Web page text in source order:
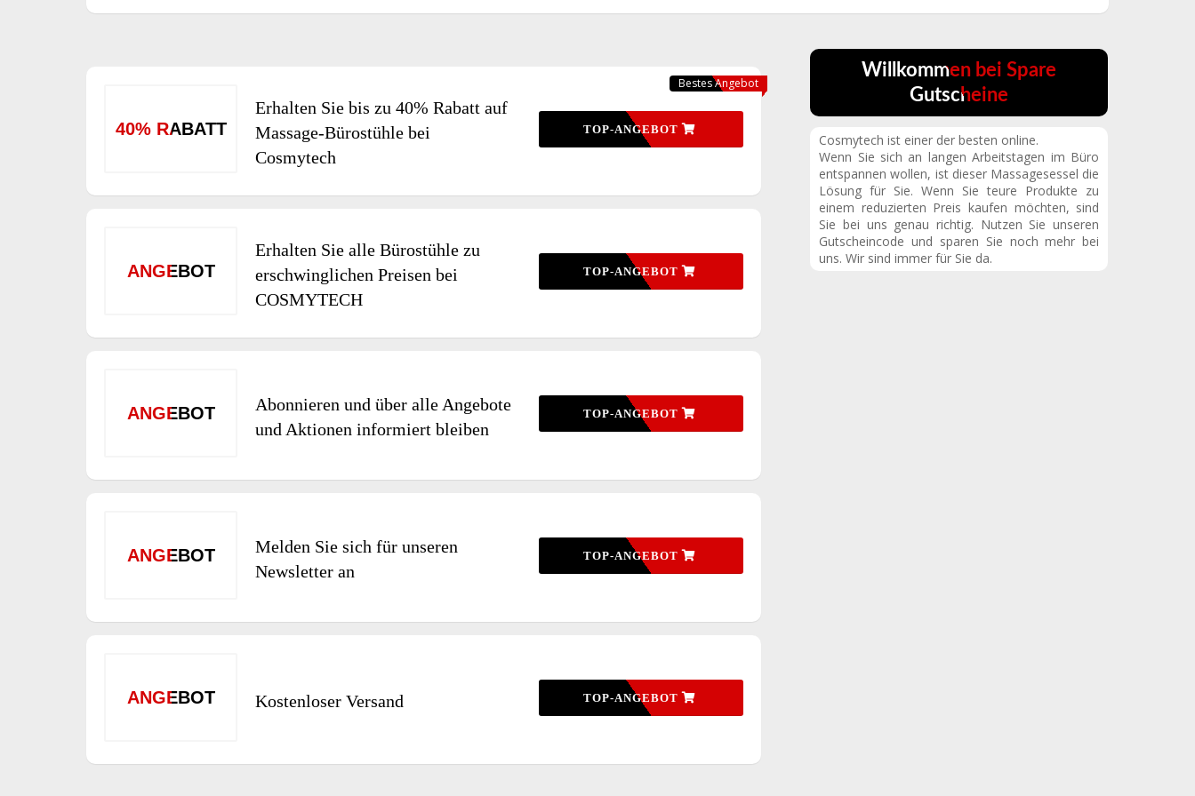
40% RABATT
Erhalten Sie bis zu 40% Rabatt auf
Massage-Bürostühle bei
Cosmytech
TOP-ANGEBOT
Bestes Angebot
ANGEBOT
Erhalten Sie alle Bürostühle zu
erschwinglichen Preisen bei
COSMYTECH
TOP-ANGEBOT
ANGEBOT
Abonnieren und über alle Angebote
und Aktionen informiert bleiben
TOP-ANGEBOT
ANGEBOT
Melden Sie sich für unseren
Newsletter an
TOP-ANGEBOT
ANGEBOT Kostenloser Versand TOP-ANGEBOT
Willkommen bei Spare
Gutscheine
Cosmytech ist einer der besten online.
Wenn Sie sich an langen Arbeitstagen im Büro
entspannen wollen, ist dieser Massagesessel die
Lösung für Sie. Wenn Sie teure Produkte zu
einem reduzierten Preis kaufen möchten, sind
Sie bei uns genau richtig. Nutzen Sie unseren
Gutscheincode und sparen Sie noch mehr bei
uns. Wir sind immer für Sie da.